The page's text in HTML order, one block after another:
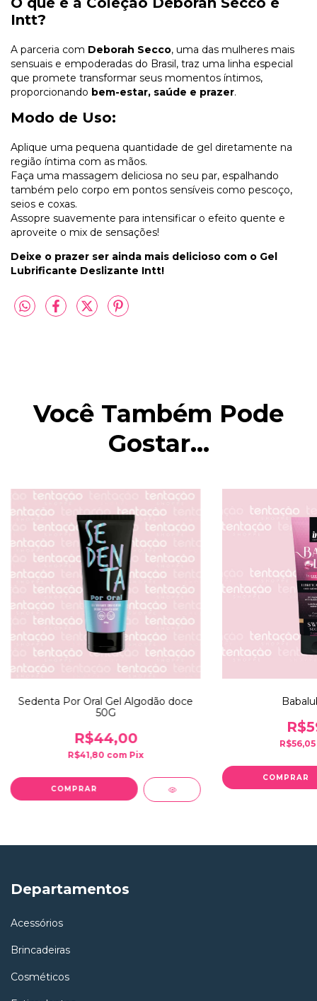
Intt?
A parceria com Deborah Secco, uma das mulheres mais
sensuais e empoderadas do Brasil, traz uma linha especial
que promete transformar seus momentos íntimos,
proporcionando bem-estar, saúde e prazer.
Modo de Uso:
Aplique uma pequena quantidade de gel diretamente na
região íntima com as mãos.
Faça uma massagem deliciosa no seu par, espalhando
também pelo corpo em pontos sensíveis como pescoço,
seios e coxas.
Assopre suavemente para intensificar o efeito quente e
aproveite o mix de sensações!
Deixe o prazer ser ainda mais delicioso com o Gel
Lubrificante Deslizante Intt!
Você Também Pode
Gostar...
Sedenta Por Oral Gel Algodão doce
50G
R$44,00
R$41,80 com Pix
R$56,05
Departamentos
Acessórios
Brincadeiras
Cosméticos